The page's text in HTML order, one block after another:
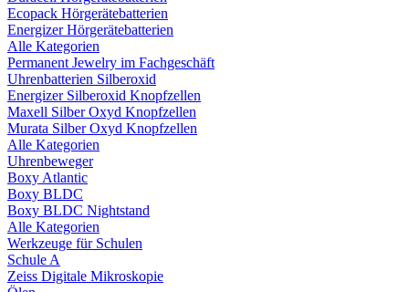
Ecopack Hörgerätebatterien
Energizer Hörgerätebatterien
Alle Kategorien
Permanent Jewelry im Fachgeschäft
Uhrenbatterien Silberoxid
Energizer Silberoxid Knopfzellen
Maxell Silber Oxyd Knopfzellen
Murata Silber Oxyd Knopfzellen
Alle Kategorien
Uhrenbeweger
Boxy Atlantic
Boxy BLDC
Boxy BLDC Nightstand
Alle Kategorien
Werkzeuge für Schulen
Schule A
Zeiss Digitale Mikroskopie